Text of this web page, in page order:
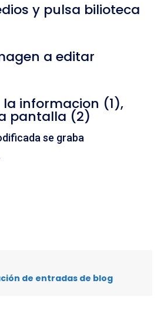
y pulsa bilioteca
a editar
informacion (1),
pantalla (2)
se graba
de entradas de blog